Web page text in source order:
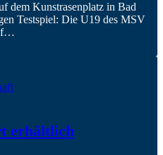
dem Kunstrasenplatz in Bad
Testspiel: Die U19 des MSV
erhältlich